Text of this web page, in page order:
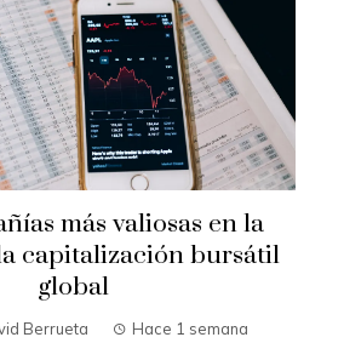
más valiosas en la
capitalización bursátil
global
Berrueta Hace 1 semana